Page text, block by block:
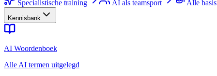
Specialistische training AI als teamsport Alle
Kennisbank
AI Woordenboek
Alle AI termen uitgelegd